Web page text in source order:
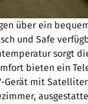
über ein
und Safe
sorgt
bieten ein
Gerät mit